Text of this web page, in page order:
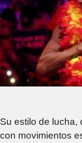
Su estilo de lucha,
con movimientos